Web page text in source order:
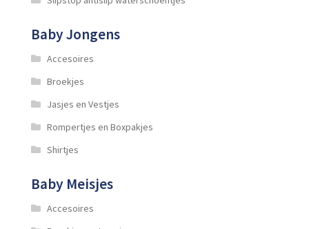
Baby Jongens
Accesoires
Broekjes
Jasjes en Vestjes
Rompertjes en Boxpakjes
Shirtjes
Baby Meisjes
Accesoires